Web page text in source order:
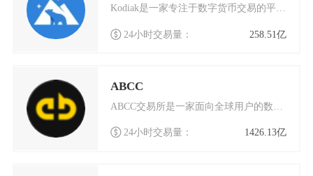
Kodiak是一家专注于数字货币交易的平台，近年来在加密货币领域逐渐崭露头角。这个交易平台
24小时交易量： 258.51亿
ABCC
ABCC交易所是一家面向全球用户的数字货币交易平台，成立于2018年4月，总部位于新加坡。
24小时交易量： 1426.13亿